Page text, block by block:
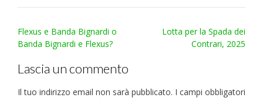
Post
navigation
Flexus e Banda Bignardi o
Banda Bignardi e Flexus?
Lotta per la Spada dei
Contrari, 2025
Lascia un commento
Il tuo indirizzo email non sarà pubblicato. I campi obbligatori